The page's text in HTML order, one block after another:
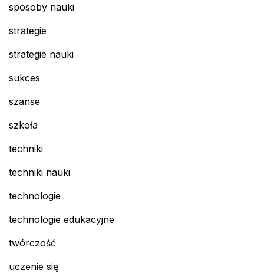
sposoby nauki
strategie
strategie nauki
sukces
szanse
szkoła
techniki
techniki nauki
technologie
technologie edukacyjne
twórczość
uczenie się